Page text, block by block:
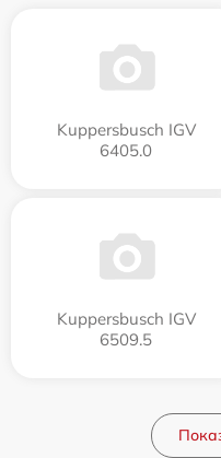
Kuppersbusch IGV
6405.0
Kuppersbusch IGV
6509.5